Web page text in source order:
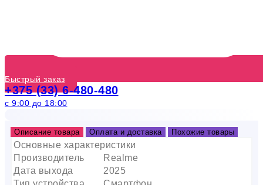
Быстрый заказ
+375 (33) 6-480-480
с 9:00 до 18:00
Описание товара Оплата и доставка Похожие товары
Основные характеристики
Производитель
Realme
Дата выхода
2025